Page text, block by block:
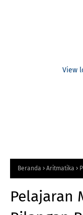
View
Beranda Aritmatika
Pelajaran